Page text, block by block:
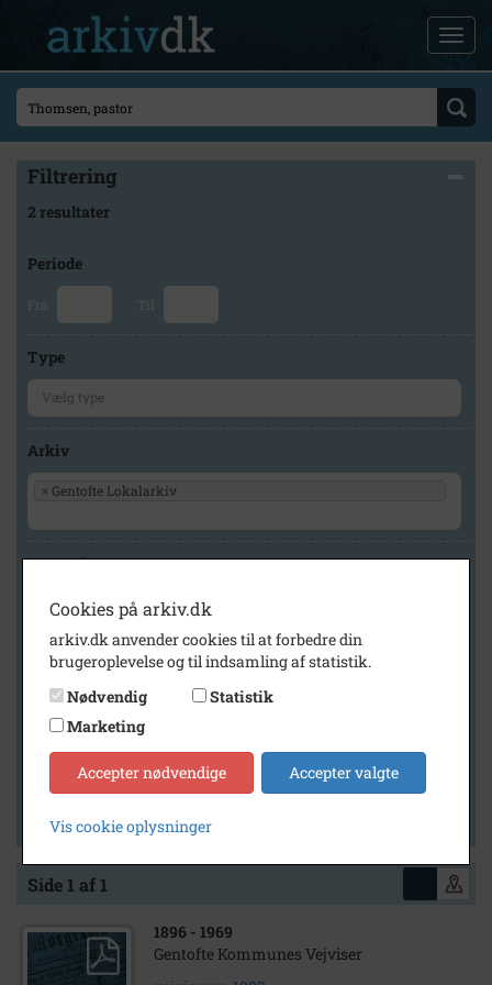
Filtrering
2 resultater
Periode
Fra Til
Type
Arkiv
× Gentofte Lokalarkiv
Geografi
Generelt
Vis kun med billeder
Vis kun med filmklip
Vis kun med lydklip
Vis kun med kilder
Vis kun med geo-tag
Side 1 af 1
1896 - 1969
Gentofte Kommunes Vejviser
Cookies på arkiv.dk
arkiv.dk anvender cookies til at forbedre din
brugeroplevelse og til indsamling af statistik.
Nødvendig
Statistik
Marketing
Accepter nødvendige Accepter valgte
Vis cookie oplysninger